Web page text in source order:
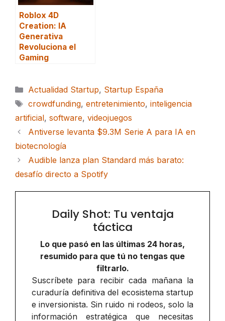
Roblox 4D
Creation: IA
Generativa
Revoluciona el
Gaming
Categorías
Actualidad Startup, Startup España
Etiquetas
crowdfunding, entretenimiento, inteligencia
artificial, software, videojuegos
Antiverse levanta $9.3M Serie A para IA en
biotecnología
Audible lanza plan Standard más barato:
desafío directo a Spotify
Daily Shot: Tu ventaja
táctica
Lo que pasó en las últimas 24 horas,
resumido para que tú no tengas que
filtrarlo.
Suscríbete para recibir cada mañana la
curaduría definitiva del ecosistema startup
e inversionista. Sin ruido ni rodeos, solo la
información estratégica que necesitas